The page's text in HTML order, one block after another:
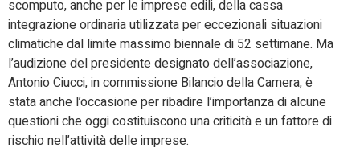
scomputo, anche per le imprese edili, della cassa
integrazione ordinaria utilizzata per eccezionali situazioni
climatiche dal limite massimo biennale di 52 settimane. Ma
l’audizione del presidente designato dell’associazione,
Antonio Ciucci, in commissione Bilancio della Camera, è
stata anche l’occasione per ribadire l’importanza di alcune
questioni che oggi costituiscono una criticità e un fattore di
rischio nell’attività delle imprese.